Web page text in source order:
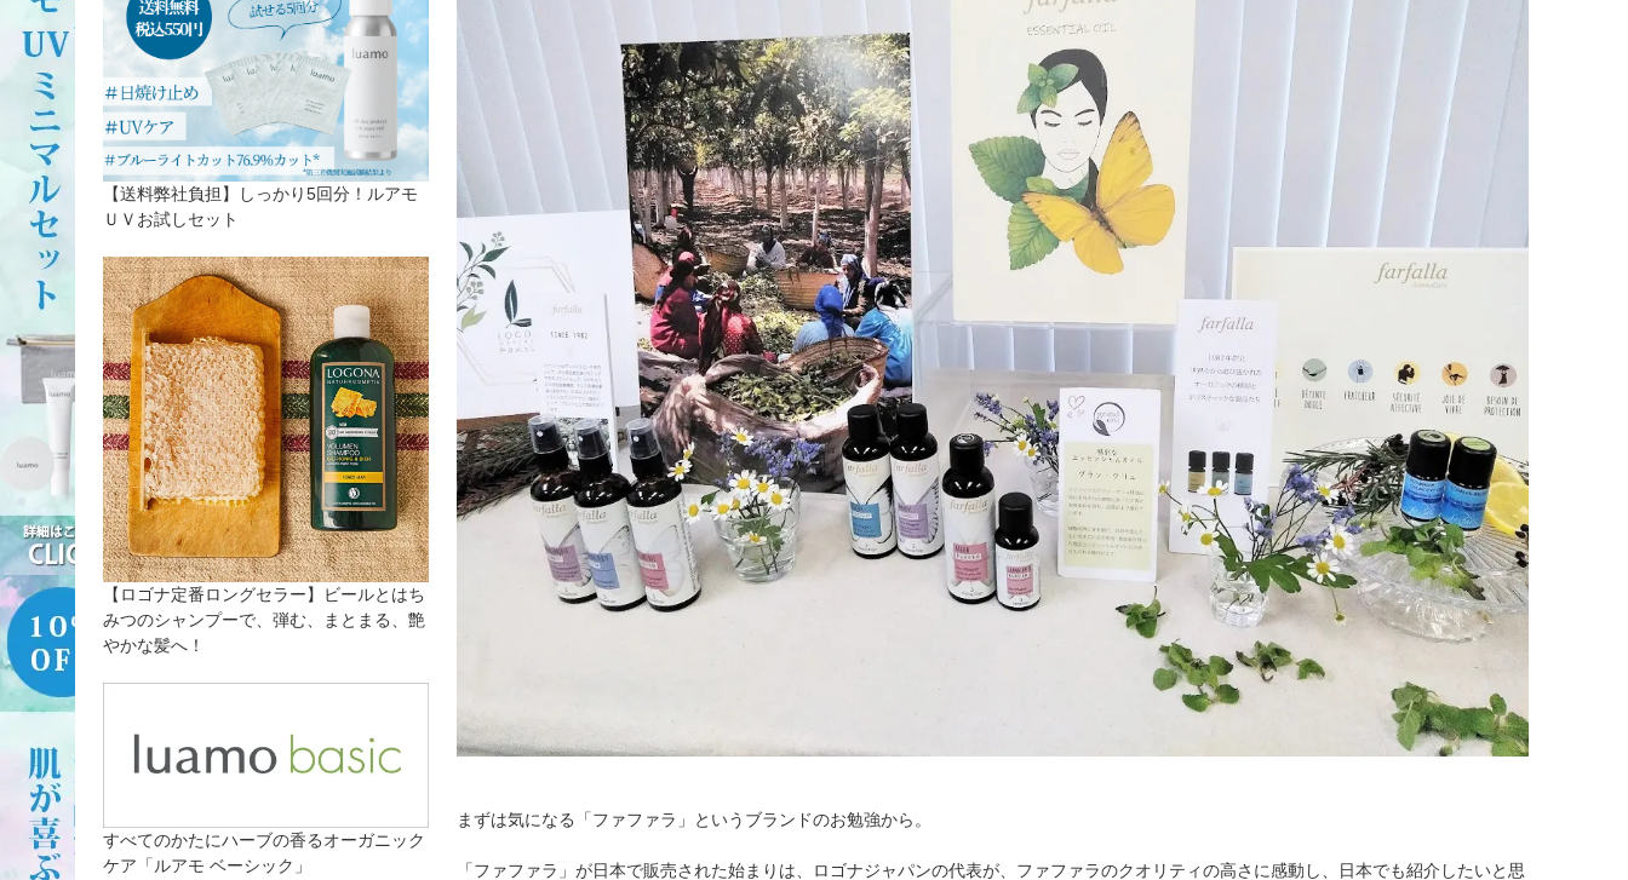
まずは気になる「ファファラ」というブランドのお勉強から。
「ファファラ」が日本で販売された始まりは、ロゴナジャパンの代表が、ファファラのクオリティの高さに感動し、日本でも紹介したいと思
【送料弊社負担】しっかり5回分！ルアモ
ＵＶお試しセット
【ロゴナ定番ロングセラー】ビールとはち
みつのシャンプーで、弾む、まとまる、艶
やかな髪へ！
すべてのかたにハーブの香るオーガニック
ケア「ルアモ ベーシック」